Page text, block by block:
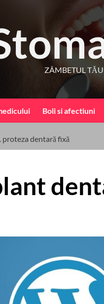
ZÂMBETUL
Boli si afectiuni
dentară fixă